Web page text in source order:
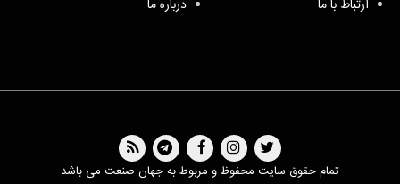
ارتباط با ما درباره ما
تمام حقوق سایت محفوظ و مربوط به جهان صنعت می باشد